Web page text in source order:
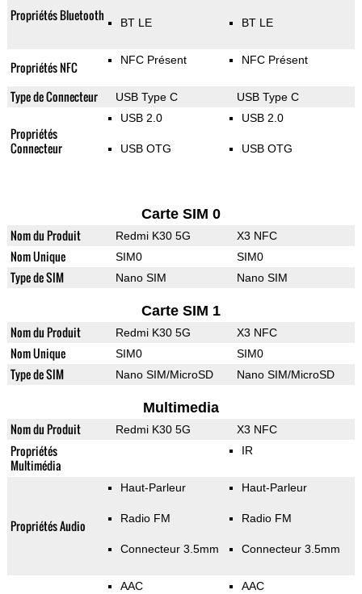
Propriétés Bluetooth BT LE BT LE
Propriétés NFC NFC Présent NFC Présent
Type de Connecteur USB Type C USB Type C
Propriétés
Connecteur
USB 2.0
USB OTG
USB 2.0
USB OTG
Carte SIM 0
Nom du Produit Redmi K30 5G X3 NFC
Nom Unique SIM0 SIM0
Type de SIM Nano SIM Nano SIM
Carte SIM 1
Nom du Produit Redmi K30 5G X3 NFC
Nom Unique SIM0 SIM0
Type de SIM Nano SIM/MicroSD Nano SIM/MicroSD
Multimedia
Nom du Produit Redmi K30 5G X3 NFC
Propriétés
Multimédia
IR
Propriétés Audio
Haut-Parleur
Radio FM
Connecteur 3.5mm
Haut-Parleur
Radio FM
Connecteur 3.5mm
AAC AAC